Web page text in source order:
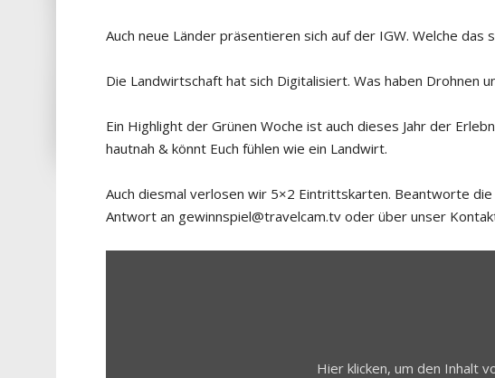
Auch neue Länder präsentieren sich auf der IGW. Welche das
Die Landwirtschaft hat sich Digitalisiert. Was haben Drohnen
Ein Highlight der Grünen Woche ist auch dieses Jahr der
hautnah & könnt Euch fühlen wie ein Landwirt.
Auch diesmal verlosen wir 5×2 Eintrittskarten. Beantworte
Antwort an gewinnspiel@travelcam.tv oder über unser
Hier klicken, um den Inhalt